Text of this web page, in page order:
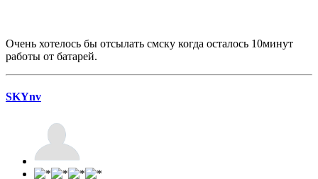
Очень хотелось бы отсылать смску когда осталось 10минут
работы от батарей.
SKYnv